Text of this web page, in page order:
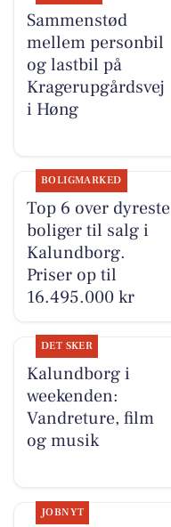
Sammenstød
mellem personbil
og lastbil på
Kragerupgårdsvej
i Høng
BOLIGMARKED
Top 6 over dyreste
boliger til salg i
Kalundborg.
Priser op til
16.495.000 kr
DET SKER
Kalundborg i
weekenden:
Vandreture, film
og musik
JOBNYT